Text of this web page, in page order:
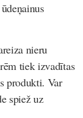
nieru
tiek izvadītas
produkti. Var
spiež uz